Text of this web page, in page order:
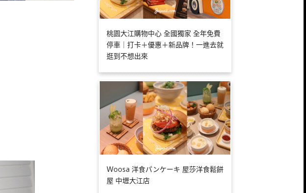
桃園大江購物中心 全國獨家 全年免費
停車｜打卡＋優惠＋新品牌！一進去就
逛到不想出來
Ｗoosa 洋食パンケーキ 屋莎洋食鬆餅
屋 中壢大江店